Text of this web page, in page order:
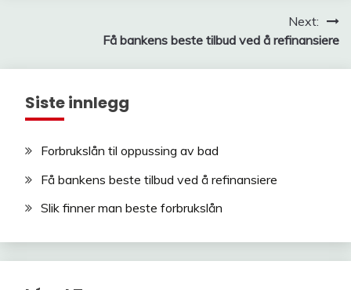
navigation
Next:
Få bankens beste tilbud ved å refinansiere
Siste innlegg
Forbrukslån til oppussing av bad
Få bankens beste tilbud ved å refinansiere
Slik finner man beste forbrukslån